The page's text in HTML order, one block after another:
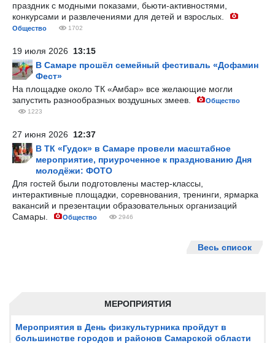
МЕРОПРИЯТИЯ
Мероприятия в День физкультурника пройдут в
большинстве городов и районов Самарской области
праздник с модными показами, бьюти-активностями,
конкурсами и развлечениями для детей и взрослых.
Общество 1702
19 июля 2026 13:15
В Самаре прошёл семейный фестиваль «Дофамин
Фест»
На площадке около ТК «Амбар» все желающие могли
запустить разнообразных воздушных змеев.
Общество
1223
27 июня 2026 12:37
В ТК «Гудок» в Самаре провели масштабное
мероприятие, приуроченное к празднованию Дня
молодёжи: ФОТО
Для гостей были подготовлены мастер-классы,
интерактивные площадки, соревнования, тренинги, ярмарка
вакансий и презентации образовательных организаций
Самары.
Общество 2946
Весь список